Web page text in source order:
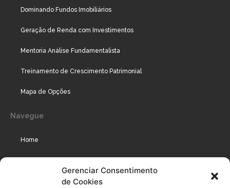
Gerenciar Consentimento
de Cookies
Dominando Fundos Imobiliários
Geração de Renda com Investimentos
Mentoria Análise Fundamentalista
Treinamento de Crescimento Patrimonial
Mapa de Opções
Navegue
Home